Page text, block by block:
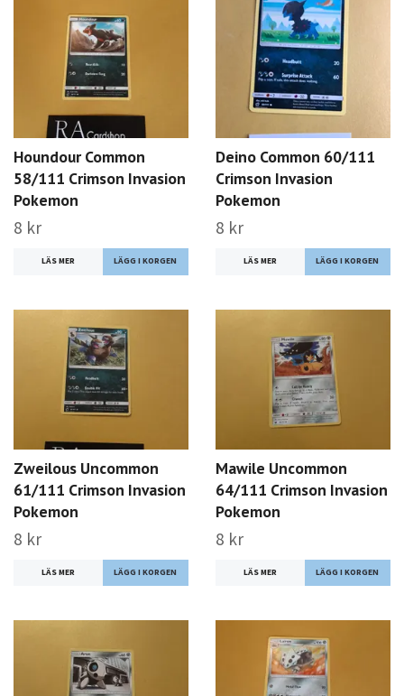
Houndour Common
58/111 Crimson Invasion
Pokemon
8 kr
LÄS MER
Deino Common 60/111
Crimson Invasion
Pokemon
8 kr
LÄS MER
Zweilous Uncommon
61/111 Crimson Invasion
Pokemon
8 kr
LÄS MER
Mawile Uncommon
64/111 Crimson Invasion
Pokemon
8 kr
LÄS MER